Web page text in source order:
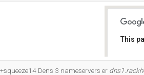
This
Dens 3 nameservers er